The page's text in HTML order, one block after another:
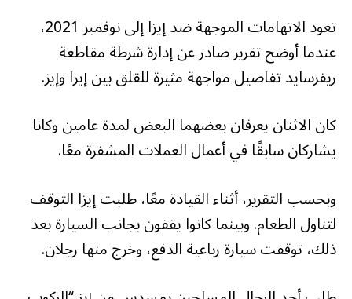
تعود الاتهامات الموجهة ضد إيزا إلى نوفمبر 2021،
عندما أوضح تقرير صادر عن إدارة شرطة مقاطعة
ريفرسايد تفاصيل مواجهة مثيرة للقلق بين إيزا وإيز.
كان الاثنان يعرفان بعضهما البعض لمدة عامين وكانا
يشاركان سابقًا في أعمال العملات المشفرة معًا.
وبحسب التقرير، أثناء القيادة معًا، طلبت إيزا التوقف
لتناول الطعام. وبينما كانوا يقفون بجانب السيارة بعد
ذلك، توقفت سيارة رباعية الدفع، وخرج منها رجلان.